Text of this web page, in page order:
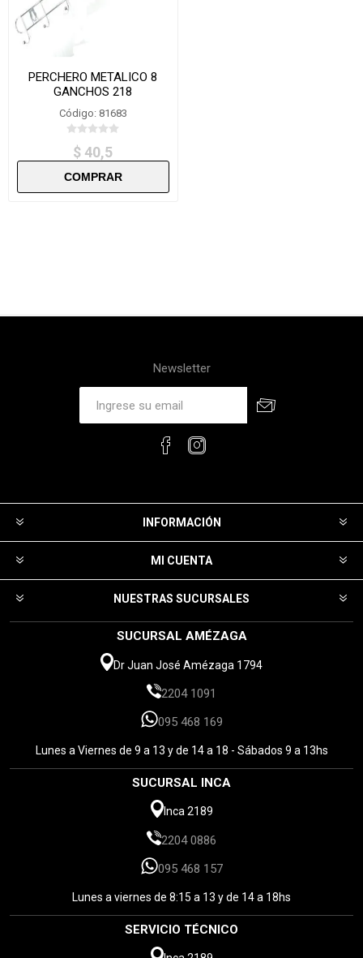
PERCHERO METALICO 8
GANCHOS 218
Código: 81683
$ 40,5
Newsletter
INFORMACIÓN
MI CUENTA
NUESTRAS SUCURSALES
SUCURSAL AMÉZAGA
Dr Juan José Amézaga 1794
2204 1091
095 468 169
Lunes a Viernes de 9 a 13 y de 14 a 18 - Sábados 9 a 13hs
SUCURSAL INCA
Inca 2189
2204 0886
095 468 157
Lunes a viernes de 8:15 a 13 y de 14 a 18hs
SERVICIO TÉCNICO